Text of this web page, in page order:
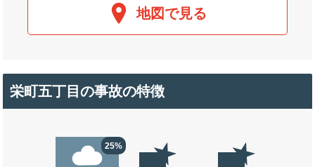
地図で見る
栄町五丁目の事故の特徴
25%